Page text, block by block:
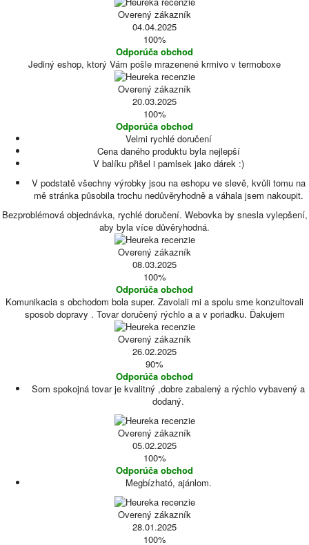
Overený zákazník
04.04.2025
100%
Odporúča obchod
Jediný eshop, ktorý Vám pošle mrazenené krmivo v termoboxe
Overený zákazník
20.03.2025
100%
Odporúča obchod
Velmi rychlé doručení
Cena daného produktu byla nejlepší
V balíku přišel i pamlsek jako dárek :)
V podstatě všechny výrobky jsou na eshopu ve slevě, kvůli tomu na
mě stránka působila trochu nedůvěryhodně a váhala jsem nakoupit.
Bezproblémová objednávka, rychlé doručení. Webovka by snesla vylepšení,
aby byla více důvěryhodná.
Overený zákazník
08.03.2025
100%
Odporúča obchod
Komunikacia s obchodom bola super. Zavolali mi a spolu sme konzultovali
sposob dopravy . Tovar doručený rýchlo a a v poriadku. Ďakujem
Overený zákazník
26.02.2025
90%
Odporúča obchod
Som spokojná tovar je kvalitný ,dobre zabalený a rýchlo vybavený a
dodaný.
Overený zákazník
05.02.2025
100%
Odporúča obchod
Megbízható, ajánlom.
Overený zákazník
28.01.2025
100%